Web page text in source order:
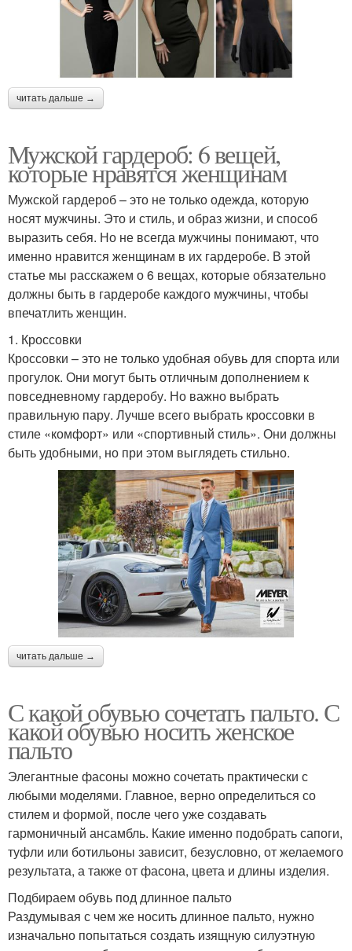
читать дальше →
Мужской гардероб: 6 вещей,
которые нравятся женщинам
Мужской гардероб – это не только одежда, которую
носят мужчины. Это и стиль, и образ жизни, и способ
выразить себя. Но не всегда мужчины понимают, что
именно нравится женщинам в их гардеробе. В этой
статье мы расскажем о 6 вещах, которые обязательно
должны быть в гардеробе каждого мужчины, чтобы
впечатлить женщин.
1. Кроссовки
Кроссовки – это не только удобная обувь для спорта или
прогулок. Они могут быть отличным дополнением к
повседневному гардеробу. Но важно выбрать
правильную пару. Лучше всего выбрать кроссовки в
стиле «комфорт» или «спортивный стиль». Они должны
быть удобными, но при этом выглядеть стильно.
читать дальше →
С какой обувью сочетать пальто. С
какой обувью носить женское
пальто
Элегантные фасоны можно сочетать практически с
любыми моделями. Главное, верно определиться со
стилем и формой, после чего уже создавать
гармоничный ансамбль. Какие именно подобрать сапоги,
туфли или ботильоны зависит, безусловно, от желаемого
результата, а также от фасона, цвета и длины изделия.
Подбираем обувь под длинное пальто
Раздумывая с чем же носить длинное пальто, нужно
изначально попытаться создать изящную силуэтную